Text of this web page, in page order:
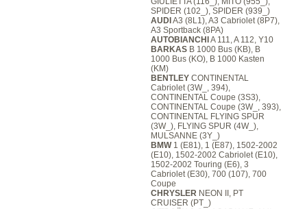
SPIDER (102_), SPIDER (939_)
AUDI A3 (8L1), A3 Cabriolet (8P7),
A3 Sportback (8PA)
AUTOBIANCHI A 111, A 112, Y10
BARKAS B 1000 Bus (KB), B
1000 Bus (KO), B 1000 Kasten
(KM)
BENTLEY CONTINENTAL
Cabriolet (3W_, 394),
CONTINENTAL Coupe (3S3),
CONTINENTAL Coupe (3W_, 393),
CONTINENTAL FLYING SPUR
(3W_), FLYING SPUR (4W_),
MULSANNE (3Y_)
BMW1 (E81), 1 (E87), 1502-2002
(E10), 1502-2002 Cabriolet (E10),
1502-2002 Touring (E6), 3
Cabriolet (E30), 700 (107), 700
Coupe
CHRYSLER NEON II, PT
CRUISER (PT_)